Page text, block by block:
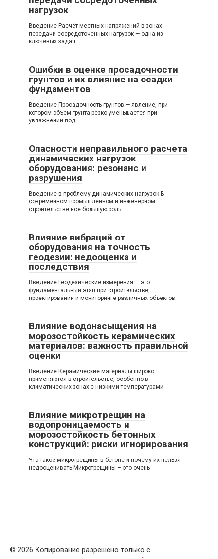
нагрузок
Введение Расчёт местных напряжений в зонах
передачи сосредоточенных нагрузок — одна из
ключевых задач
Ошибки в оценке просадочности
грунтов и их влияние на осадки
фундаментов
Введение Просадочность грунтов — явление, при
котором объем грунта резко уменьшается при
увлажнении под
Опасности неправильного расчета
динамических нагрузок
оборудования: резонанс и
разрушения
Введение в проблему динамических нагрузок В
современном промышленном и инженерном
строительстве все большую роль
Влияние вибраций от
оборудования на точность
геодезии: недооценка и
последствия
Введение Геодезические измерения — это
фундаментальный этап при строительстве,
проектировании и мониторинге различных объектов.
Влияние водонасыщения на
морозостойкость керамических
материалов: важность правильной
оценки
Введение Керамические материалы широко
применяются в строительстве, особенно в
климатических зонах с низкими температурами.
Влияние микротрещин на
водопроницаемость и
морозостойкость бетонных
конструкций: риски игнорирования
Что такое микротрещины в бетоне и почему их нельзя
недооценивать Микротрещины – это очень
© 2026 Копирование разрешено только с